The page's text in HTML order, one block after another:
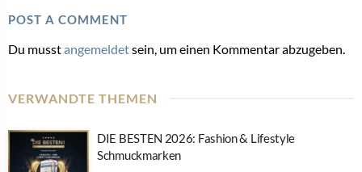
POST A COMMENT
Du musstangemeldetsein, um einen Kommentar abzugeben.
VERWANDTE THEMEN
DIE BESTEN 2026: Fashion & Lifestyle
Schmuckmarken